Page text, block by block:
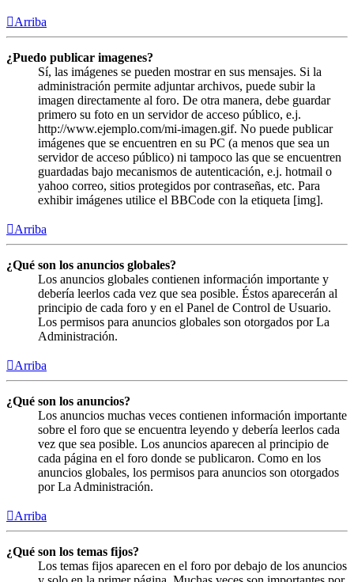
Arriba
¿Puedo publicar imagenes?
Sí, las imágenes se pueden mostrar en sus mensajes. Si la
administración permite adjuntar archivos, puede subir la
imagen directamente al foro. De otra manera, debe guardar
primero su foto en un servidor de acceso público, e.j.
http://www.ejemplo.com/mi-imagen.gif. No puede publicar
imágenes que se encuentren en su PC (a menos que sea un
servidor de acceso público) ni tampoco las que se encuentren
guardadas bajo mecanismos de autenticación, e.j. hotmail o
yahoo correo, sitios protegidos por contraseñas, etc. Para
exhibir imágenes utilice el BBCode con la etiqueta [img].
Arriba
¿Qué son los anuncios globales?
Los anuncios globales contienen información importante y
debería leerlos cada vez que sea posible. Éstos aparecerán al
principio de cada foro y en el Panel de Control de Usuario.
Los permisos para anuncios globales son otorgados por La
Administración.
Arriba
¿Qué son los anuncios?
Los anuncios muchas veces contienen información importante
sobre el foro que se encuentra leyendo y debería leerlos cada
vez que sea posible. Los anuncios aparecen al principio de
cada página en el foro donde se publicaron. Como en los
anuncios globales, los permisos para anuncios son otorgados
por La Administración.
Arriba
¿Qué son los temas fijos?
Los temas fijos aparecen en el foro por debajo de los anuncios